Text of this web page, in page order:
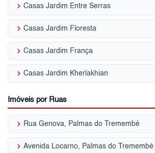
keyboard_arrow_right Casas Jardim Entre Serras
keyboard_arrow_right Casas Jardim Floresta
keyboard_arrow_right Casas Jardim França
keyboard_arrow_right Casas Jardim Kherlakhian
Imóveis por Ruas
keyboard_arrow_right Rua Genova, Palmas do Tremembé
keyboard_arrow_right Avenida Locarno, Palmas do Tremembé